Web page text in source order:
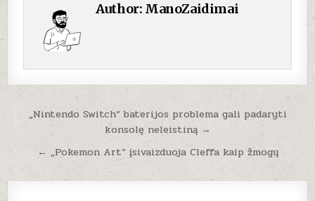
Author: ManoZaidimai
Navigacija
įrašų
„Nintendo Switch“ baterijos problema gali padaryti
konsolę neleistiną →
← „Pokemon Art“ įsivaizduoja Cleffa kaip žmogų